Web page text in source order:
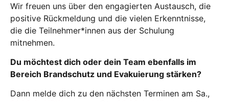
Wir freuen uns über den engagierten Austausch, die
positive Rückmeldung und die vielen Erkenntnisse,
die die Teilnehmer*innen aus der Schulung
mitnehmen.
Du möchtest dich oder dein Team ebenfalls im
Bereich Brandschutz und Evakuierung stärken?
Dann melde dich zu den nächsten Terminen am Sa.,